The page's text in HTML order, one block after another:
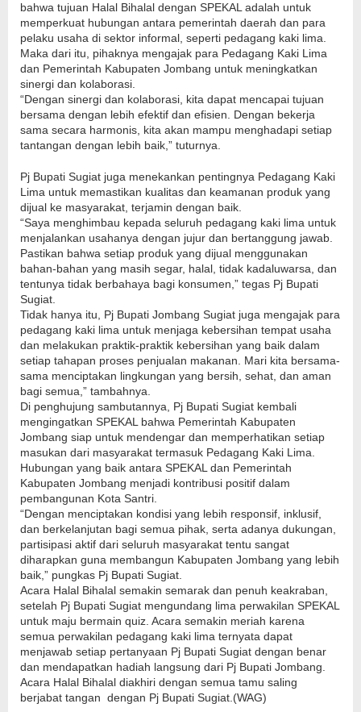
bahwa tujuan Halal Bihalal dengan SPEKAL adalah untuk
memperkuat hubungan antara pemerintah daerah dan para
pelaku usaha di sektor informal, seperti pedagang kaki lima.
Maka dari itu, pihaknya mengajak para Pedagang Kaki Lima
dan Pemerintah Kabupaten Jombang untuk meningkatkan
sinergi dan kolaborasi.
“Dengan sinergi dan kolaborasi, kita dapat mencapai tujuan
bersama dengan lebih efektif dan efisien. Dengan bekerja
sama secara harmonis, kita akan mampu menghadapi setiap
tantangan dengan lebih baik,” tuturnya.
Pj Bupati Sugiat juga menekankan pentingnya Pedagang Kaki
Lima untuk memastikan kualitas dan keamanan produk yang
dijual ke masyarakat, terjamin dengan baik.
“Saya menghimbau kepada seluruh pedagang kaki lima untuk
menjalankan usahanya dengan jujur dan bertanggung jawab.
Pastikan bahwa setiap produk yang dijual menggunakan
bahan-bahan yang masih segar, halal, tidak kadaluwarsa, dan
tentunya tidak berbahaya bagi konsumen,” tegas Pj Bupati
Sugiat.
Tidak hanya itu, Pj Bupati Jombang Sugiat juga mengajak para
pedagang kaki lima untuk menjaga kebersihan tempat usaha
dan melakukan praktik-praktik kebersihan yang baik dalam
setiap tahapan proses penjualan makanan. Mari kita bersama-
sama menciptakan lingkungan yang bersih, sehat, dan aman
bagi semua,” tambahnya.
Di penghujung sambutannya, Pj Bupati Sugiat kembali
mengingatkan SPEKAL bahwa Pemerintah Kabupaten
Jombang siap untuk mendengar dan memperhatikan setiap
masukan dari masyarakat termasuk Pedagang Kaki Lima.
Hubungan yang baik antara SPEKAL dan Pemerintah
Kabupaten Jombang menjadi kontribusi positif dalam
pembangunan Kota Santri.
“Dengan menciptakan kondisi yang lebih responsif, inklusif,
dan berkelanjutan bagi semua pihak, serta adanya dukungan,
partisipasi aktif dari seluruh masyarakat tentu sangat
diharapkan guna membangun Kabupaten Jombang yang lebih
baik,” pungkas Pj Bupati Sugiat.
Acara Halal Bihalal semakin semarak dan penuh keakraban,
setelah Pj Bupati Sugiat mengundang lima perwakilan SPEKAL
untuk maju bermain quiz. Acara semakin meriah karena
semua perwakilan pedagang kaki lima ternyata dapat
menjawab setiap pertanyaan Pj Bupati Sugiat dengan benar
dan mendapatkan hadiah langsung dari Pj Bupati Jombang.
Acara Halal Bihalal diakhiri dengan semua tamu saling
berjabat tangan dengan Pj Bupati Sugiat.(WAG)